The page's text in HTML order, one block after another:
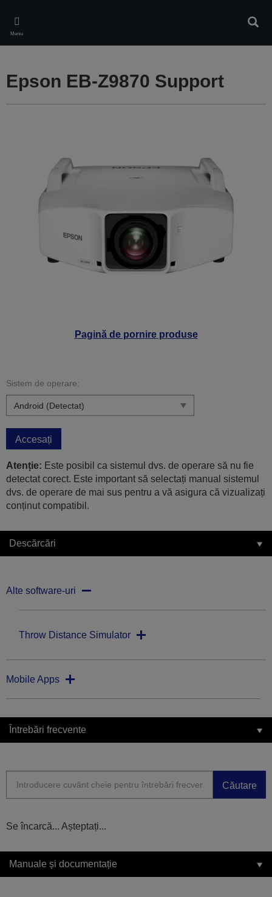
main
content
Meniu
Pagină de pornire produse
Epson EB-Z9870 Support
Sistem de operare:
Accesați
Atenție: Este posibil ca sistemul dvs. de operare să nu fie
detectat corect. Este important să selectați manual sistemul
dvs. de operare de mai sus pentru a vă asigura că vizualizați
conținut compatibil.
Descărcări
Alte software-uri
Throw Distance Simulator
Mobile Apps
Întrebări frecvente
Căutare
Se încarcă... Așteptați...
Manuale și documentație